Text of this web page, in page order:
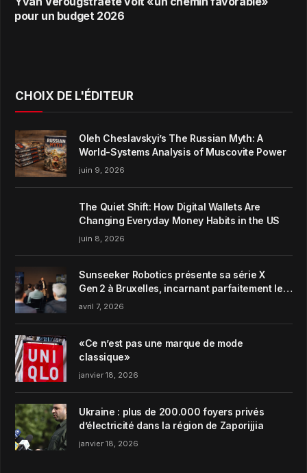
pour un budget 2026
CHOIX DE L'ÉDITEUR
Oleh Cheslavskyi’s The Russian Myth: A
World-Systems Analysis of Muscovite Power
juin 9, 2026
The Quiet Shift: How Digital Wallets Are
Changing Everyday Money Habits in the US
juin 8, 2026
Sunseeker Robotics présente sa série X
Gen 2 à Bruxelles, incarnant parfaitement le
concept de Garden Harmony de la marque
avril 7, 2026
«Ce n’est pas une marque de mode
classique»
janvier 18, 2026
Ukraine : plus de 200.000 foyers privés
d’électricité dans la région de Zaporijjia
janvier 18, 2026